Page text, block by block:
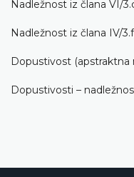
Nadležnost iz člana VI/
Nadležnost iz člana IV/
Dopustivost (apstraktna
Dopustivosti –